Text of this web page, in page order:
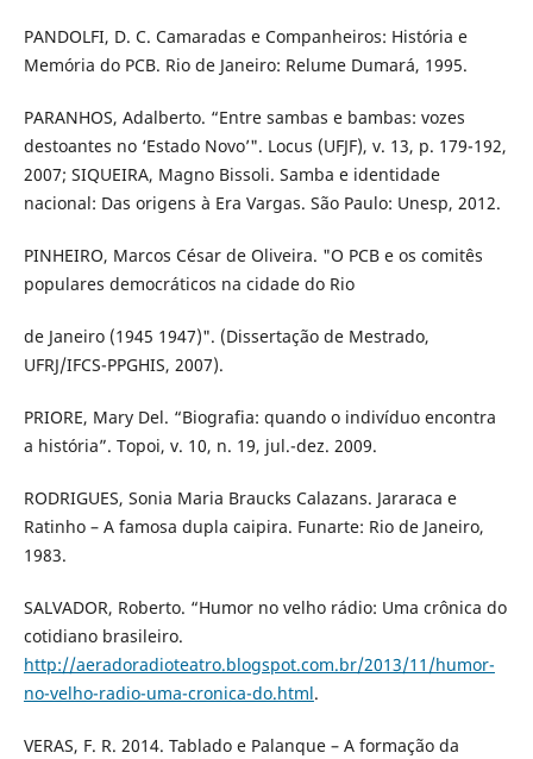
PANDOLFI, D. C. Camaradas e Companheiros: História e
Memória do PCB. Rio de Janeiro: Relume Dumará, 1995.
PARANHOS, Adalberto. “Entre sambas e bambas: vozes
destoantes no ‘Estado Novo’". Locus (UFJF), v. 13, p. 179-192,
2007; SIQUEIRA, Magno Bissoli. Samba e identidade
nacional: Das origens à Era Vargas. São Paulo: Unesp, 2012.
PINHEIRO, Marcos César de Oliveira. "O PCB e os comitês
populares democráticos na cidade do Rio
de Janeiro (1945 1947)". (Dissertação de Mestrado,
UFRJ/IFCS-PPGHIS, 2007).
PRIORE, Mary Del. “Biografia: quando o indivíduo encontra
a história”. Topoi, v. 10, n. 19, jul.-dez. 2009.
RODRIGUES, Sonia Maria Braucks Calazans. Jararaca e
Ratinho – A famosa dupla caipira. Funarte: Rio de Janeiro,
1983.
SALVADOR, Roberto. “Humor no velho rádio: Uma crônica do
cotidiano brasileiro.
http://aeradoradioteatro.blogspot.com.br/2013/11/humor-
no-velho-radio-uma-cronica-do.html.
VERAS, F. R. 2014. Tablado e Palanque – A formação da